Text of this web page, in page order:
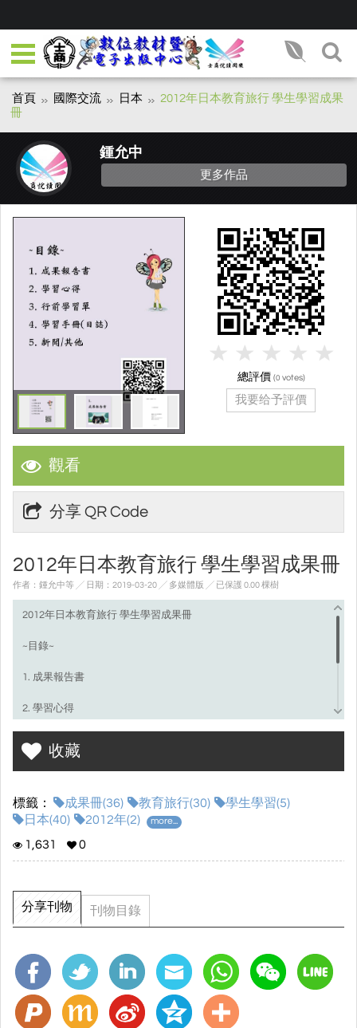
首頁 國際交流 日本
2012年日本教育旅行 學生學習成果
冊
鍾允中
更多作品
觀看
分享 QR Code
2012年日本教育旅行 學生學習成果冊
作者：鍾允中等 ╱ 日期：2019-03-20 ╱ 多媒體版 ╱ 已保護 0.00 棵樹
2012年日本教育旅行 學生學習成果冊
~目錄~
1. 成果報告書
2. 學習心得
4. 學習手冊(日誌)
5. 新聞/其他
收藏
標籤： 成果冊(36) 教育旅行(30)
學生學習(5)
日本(40)
2012年(2) more...
1,631 0
分享刊物 刊物目錄
總評價 (0 votes)
我要给予評價